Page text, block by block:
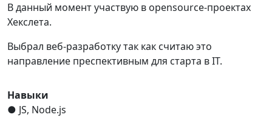
В данный момент участвую в opensource-проектах
Хекслета.
Выбрал веб-разработку так как считаю это
направление преспективным для старта в IT.
Навыки
● JS, Node.js